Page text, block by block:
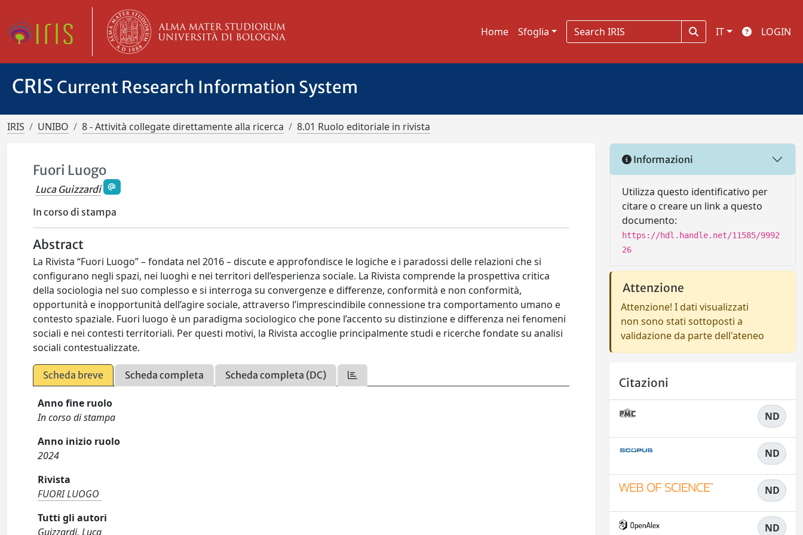
Home Sfoglia IT LOGIN
CRIS Current Research Information System
IRIS UNIBO 8 - Attività collegate direttamente alla ricerca 8.01 Ruolo editoriale in rivista
Fuori Luogo
Luca Guizzardi
In corso di stampa
Abstract
La Rivista “Fuori Luogo” – fondata nel 2016 – discute e approfondisce le logiche e i paradossi delle relazioni che si
configurano negli spazi, nei luoghi e nei territori dell’esperienza sociale. La Rivista comprende la prospettiva critica
della sociologia nel suo complesso e si interroga su convergenze e differenze, conformità e non conformità,
opportunità e inopportunità dell’agire sociale, attraverso l’imprescindibile connessione tra comportamento umano e
contesto spaziale. Fuori luogo è un paradigma sociologico che pone l’accento su distinzione e differenza nei fenomeni
sociali e nei contesti territoriali. Per questi motivi, la Rivista accoglie principalmente studi e ricerche fondate su analisi
sociali contestualizzate.
Scheda breve Scheda completa Scheda completa (DC)
Anno fine ruolo
In corso di stampa
Anno inizio ruolo
2024
Rivista
FUORI LUOGO
Tutti gli autori
Guizzardi, Luca
Informazioni
Utilizza questo identificativo per
citare o creare un link a questo
documento:
https://hdl.handle.net/11585/9992
26
Attenzione
Attenzione! I dati visualizzati
non sono stati sottoposti a
validazione da parte dell'ateneo
Citazioni
ND
ND
ND
ND